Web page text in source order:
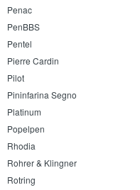
Penac
PenBBS
Pentel
Pierre Cardin
Pilot
Pininfarina Segno
Platinum
Popelpen
Rhodia
Rohrer & Klingner
Rotring